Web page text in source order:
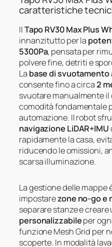
caratteristiche
IlTapo RV30 Max Plus
innanzitutto per la
5300Pa, pensata per
polvere fine, detriti e
La base di svuotamento
consente fino a circa2
svuotare manualmente
comodità fondamentale
automazione. Il robot
navigazione LiDAR+IMU
rapidamente la casa,
riducendo le omissioni,
scarsa illuminazione.
La gestione delle mappe
impostarezone no-go e
separare stanze e creare
personalizzabileper
funzione Mesh Grid per
scoperte. In modalità